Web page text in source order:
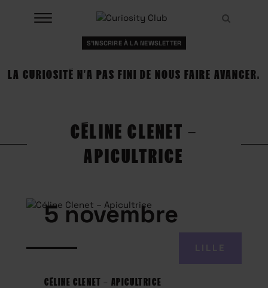
RESSOURCES
À PROPOS
S'INSCRIRE À LA NEWSLETTER
LA CURIOSITÉ N'A PAS FINI DE NOUS FAIRE AVANCER.
CÉLINE CLENET –
APICULTRICE
5 novembre
CÉLINE CLENET – APICULTRICE